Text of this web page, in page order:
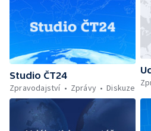
Studio ČT24
Zpravodajství
Zprávy Diskuze